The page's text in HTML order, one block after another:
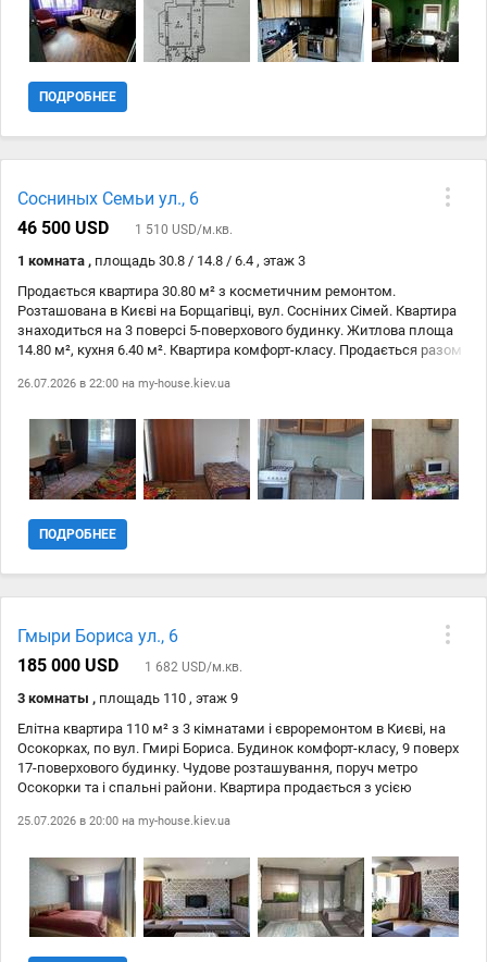
ПОДРОБНЕЕ
Сосниных Семьи ул., 6
46 500 USD
1 510 USD/м.кв.
1 комната , площадь 30.8 / 14.8 / 6.4 , этаж 3
Продається квартира 30.80 м² з косметичним ремонтом.
Розташована в Києві на Борщагівці, вул. Сосніних Сімей. Квартира
знаходиться на 3 поверсі 5-поверхового будинку. Житлова площа
14.80 м², кухня 6.40 м². Квартира комфорт-класу. Продається разом
холодильник, пральна машина та ін.), меблями та інтернетом Wi-
затишну квартиру на Борщагівці!
26.07.2026 в 22:00 на my-house.kiev.ua
ПОДРОБНЕЕ
Гмыри Бориса ул., 6
185 000 USD
1 682 USD/м.кв.
3 комнаты , площадь 110 , этаж 9
Елітна квартира 110 м² з 3 кімнатами і євроремонтом в Києві, на
Осокорках, по вул. Гмирі Бориса. Будинок комфорт-класу, 9 поверх
17-поверхового будинку. Чудове розташування, поруч метро
Осокорки та і спальні райони. Квартира продається з усією
витяжка, пральна машина, Wi-Fi) та меблями. Безпечний під'їзд –
цього комфортного житла! Зателефонуйте нам зараз.
25.07.2026 в 20:00 на my-house.kiev.ua